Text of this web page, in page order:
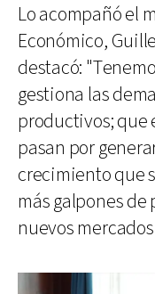
Lo acompañó el
Económico,
destacó:
gestiona las
productivos; que
pasan por
crecimiento que
más galpones
nuevos